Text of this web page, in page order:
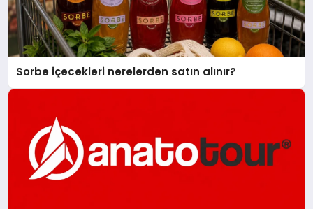
Sorbe içecekleri nerelerden satın alınır?